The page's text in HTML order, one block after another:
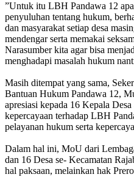
‎”Untuk itu LBH Pandawa 12
penyuluhan tentang hukum,
dan masyarakat setiap desa
mendengar serta memakai
Narasumber kita agar bisa
menghadapi masalah hukum
‎Masih ditempat yang sama,
Bantuan Hukum Pandawa 12,
apresiasi kepada 16 Kepala
kepercayaan terhadap LBH
pelayanan hukum serta
‎Dalam hal ini, MoU dari
dan 16 Desa se- Kecamatan
hal paksaan, melainkan hak